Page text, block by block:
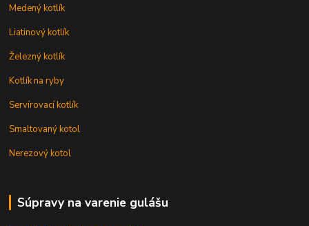
Medený kotlík
Liatinový kotlík
Železný kotlík
Kotlík na ryby
Servírovací kotlík
Smaltovaný kotol
Nerezový kotol
Súpravy na varenie gulášu